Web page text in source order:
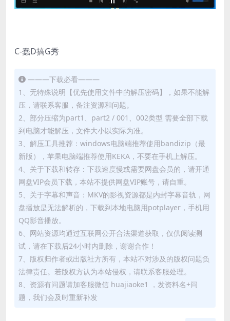
C-蠢D搞G秀
———下载必看———
1、无特殊说明【优先使用文件中的解压密码】，如果不能解
压，请联系客服，备注资源和问题。
2、部分压缩为part1、part2 / 001、002类型 需要全部下载
到电脑才能解压，文件大小以实际为准。
3、解压工具推荐：windows电脑端推荐使用bandizip（最
新版），苹果电脑端推荐使用KEKA，不要在手机上解压。
4、关于下载和转存：下载速度慢或需要网盘会员的，请开通
网盘VIP会员下载，本站不提供网盘VIP账号，请自重。
5、关于字幕和声音：MKV的影视资源都是内封字幕音轨，网
盘播放是无法解析的，下载到本地电脑用potplayer，手机用
QQ影音播放。
6、网站资源均通过互联网公开合法渠道获取，仅供阅读测
试，请在下载后24小时内删除，谢谢合作！
7、版权归作者或出版社方所有，本站不对涉及的版权问题负
法律责任。若版权方认为本站侵权，请联系客服处理。
8、资源有问题请加客服微信 huajiaoke1 ，发资料名+问
题，我们会及时重新补发